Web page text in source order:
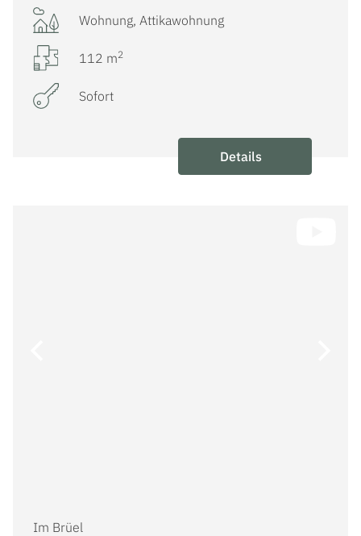
Wohnung, Attikawohnung
112 m2
Sofort
Details
Im Brüel